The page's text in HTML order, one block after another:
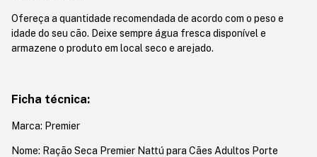
Ofereça a quantidade recomendada de acordo com o peso e
idade do seu cão. Deixe sempre água fresca disponível e
armazene o produto em local seco e arejado.
Ficha técnica:
Marca: Premier
Nome: Ração Seca Premier Nattú para Cães Adultos Porte